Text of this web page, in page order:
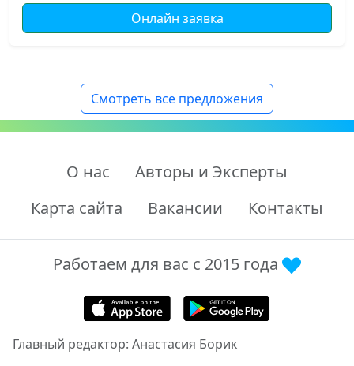
Онлайн заявка
Смотреть все предложения
О нас
Авторы и Эксперты
Карта сайта
Вакансии Контакты
Работаем для вас с 2015 года
Главный редактор: Анастасия Борик